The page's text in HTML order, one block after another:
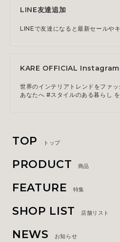
LINE友達追加
LINEで友達になると最新セールや
KARE OFFICIAL Instagram
世界のインテリアトレンドをファ
あなたへ #スタイルのある暮らし を
TOP トップ
PRODUCT 商品
FEATURE 特集
SHOP LIST 店舗リスト
NEWS お知らせ